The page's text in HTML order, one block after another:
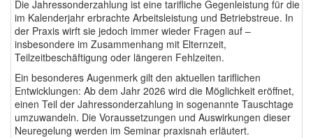
Die Jahressonderzahlung ist eine tarifliche Gegenleistung für die
im Kalenderjahr erbrachte Arbeitsleistung und Betriebstreue. In
der Praxis wirft sie jedoch immer wieder Fragen auf –
insbesondere im Zusammenhang mit Elternzeit,
Teilzeitbeschäftigung oder längeren Fehlzeiten.
Ein besonderes Augenmerk gilt den aktuellen tariflichen
Entwicklungen: Ab dem Jahr 2026 wird die Möglichkeit eröffnet,
einen Teil der Jahressonderzahlung in sogenannte Tauschtage
umzuwandeln. Die Voraussetzungen und Auswirkungen dieser
Neuregelung werden im Seminar praxisnah erläutert.